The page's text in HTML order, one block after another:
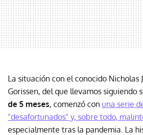
La situación con el conocido Nicholas
Gorissen, del que llevamos siguiendo
de 5 meses, comenzó con una serie
"desafortunados" y, sobre todo,
especialmente tras la pandemia. La